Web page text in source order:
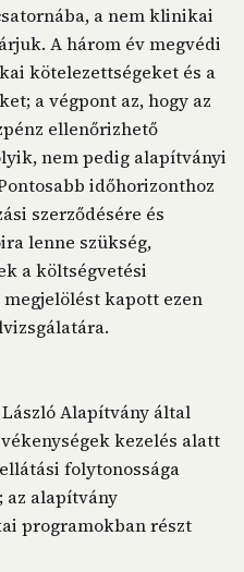
a nem klinikai
A három év megvédi
kötelezettségeket és a
a végpont az, hogy az
ellenőrizhető
nem pedig alapítványi
időhorizonthoz
szerződésére és
lenne szükség,
a költségvetési
kapott ezen
Alapítvány által
kezelés alatt
folytonossága
az alapítvány
programokban részt